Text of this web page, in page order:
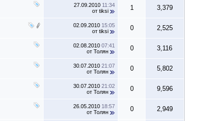
27.09.2010 11:34
от tiksi 1 3,379
02.09.2010 15:05
от tiksi 0 2,525
02.08.2010 07:41
от Толян 0 3,116
30.07.2010 21:07
от Толян 0 5,802
30.07.2010 21:02
от Толян 0 9,596
26.05.2010 18:57
от Толян 0 2,949